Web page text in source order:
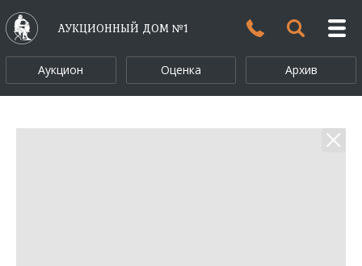
АУКЦИОННЫЙ ДОМ №1
Аукцион Оценка Архив